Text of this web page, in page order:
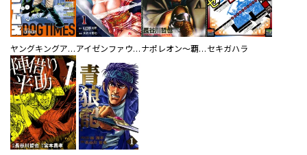
ヤングキングアワーズ アイゼンファウスト 天保忍者伝 ナポレオン～覇道進撃～ セキガハラ